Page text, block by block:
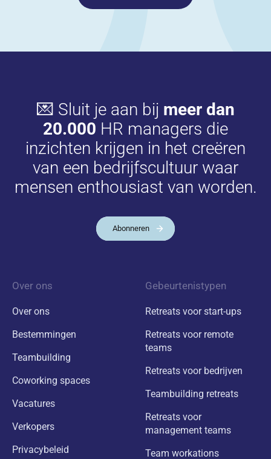
💌 Sluit je aan bij meer dan
20.000 HR managers die
inzichten krijgen in het creëren
van een bedrijfscultuur waar
mensen enthousiast van worden.
Abonneren
Over ons
Over ons
Bestemmingen
Teambuilding
Coworking spaces
Vacatures
Verkopers
Privacybeleid
Gebeurtenistypen
Retreats voor start-ups
Retreats voor remote
teams
Retreats voor bedrijven
Teambuilding retreats
Retreats voor
management teams
Team workations